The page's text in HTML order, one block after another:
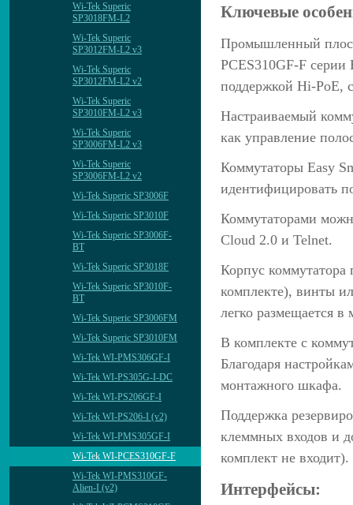
Wi-Tek Superic
SP3018FM-L2
Wi-Tek Superic
SP3012FM-L2 v3
Wi-Tek Superic
SP3012FM-L2 v2
Wi-Tek Superic
SP3010FM-L2 v3
Wi-Tek Superic
SP3006FM-L2 v3
Wi-Tek Superic
SP3006FM-L2 v2
Wi-Tek Superic SP3006F
Wi-Tek Superic SP3010F
Wi-Tek Superic SP3006F-
BT
Wi-Tek Superic SP3018F
Wi-Tek Superic SP3010F-
BT
Wi-Tek Superic SP3006FM
Wi-Tek Superic SP3010FM
Wi-Tek WI-PMS306GF-I
Wi-Tek WI-PS305G-I-DC
Wi-Tek WI-PS206GF-I
Wi-Tek WI-PS206-I (v2)
Wi-Tek WI-PMS305GF-I
Wi-Tek WI-PCES310GF-F
Wi-Tek WI-PMS310GF-
Alien-I (v2)
Ключевые
Промышленный
PCES310GF-F серии
поддержкой Hi-PoE,
Настраиваемый
как управление
Коммутаторы Easy
идентифицировать
Коммутаторами
Cloud 2.0 и Telnet.
Корпус коммутатора
комплекте), винты
легко размещается
В комплекте с
Благодаря
монтажного шкафа.
Поддержка
клеммных входов и
комплект не входит).
Интерфейсы: